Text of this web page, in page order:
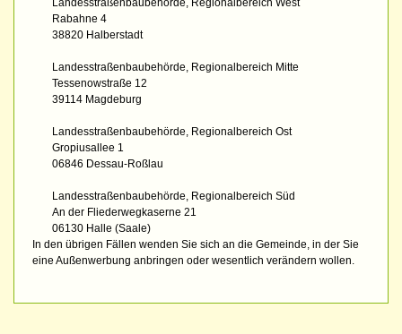
Landesstraßenbaubehörde, Regionalbereich West
Rabahne 4
38820 Halberstadt
Landesstraßenbaubehörde, Regionalbereich Mitte
Tessenowstraße 12
39114 Magdeburg
Landesstraßenbaubehörde, Regionalbereich Ost
Gropiusallee 1
06846 Dessau-Roßlau
Landesstraßenbaubehörde, Regionalbereich Süd
An der Fliederwegkaserne 21
06130 Halle (Saale)
In den übrigen Fällen wenden Sie sich an die Gemeinde, in der Sie
eine Außenwerbung anbringen oder wesentlich verändern wollen.